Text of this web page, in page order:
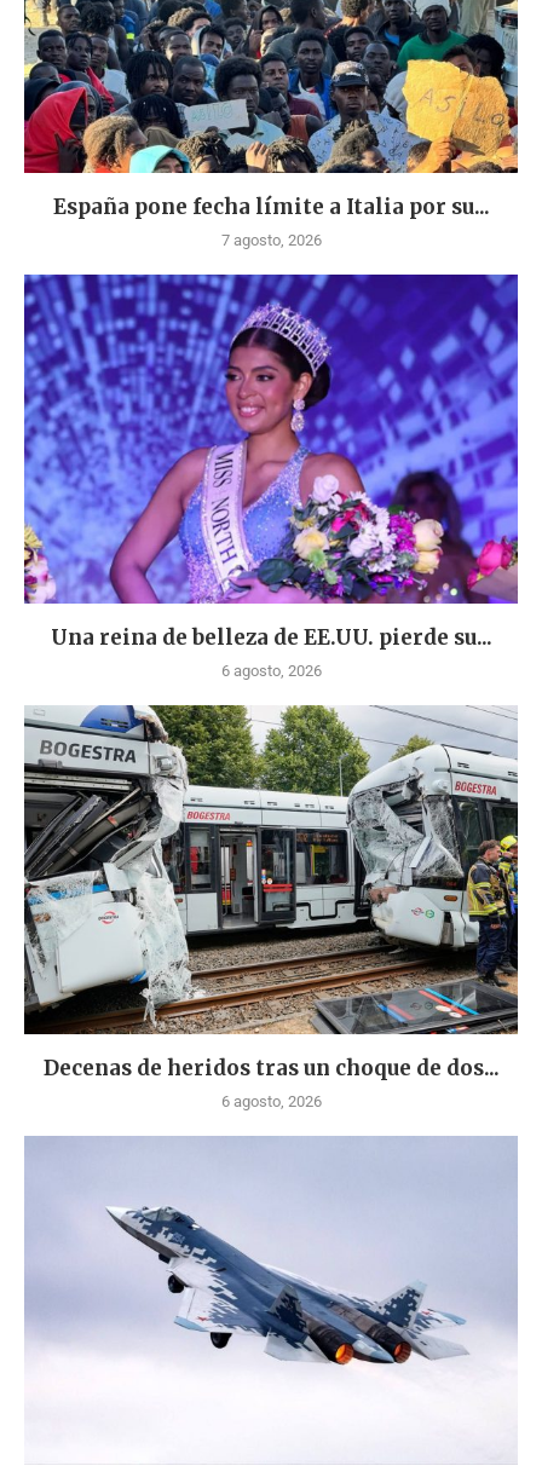
España pone fecha límite a Italia por su...
7 agosto, 2026
Una reina de belleza de EE.UU. pierde su...
6 agosto, 2026
Decenas de heridos tras un choque de dos...
6 agosto, 2026